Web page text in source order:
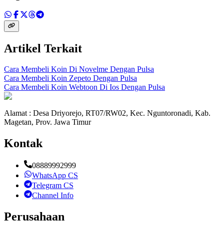
Artikel Terkait
Cara Membeli Koin Di Novelme Dengan Pulsa
Cara Membeli Koin Zepeto Dengan Pulsa
Cara Membeli Koin Webtoon Di Ios Dengan Pulsa
Alamat : Desa Driyorejo, RT07/RW02, Kec. Nguntoronadi, Kab.
Magetan, Prov. Jawa Timur
Kontak
08889992999
WhatsApp CS
Telegram CS
Channel Info
Perusahaan